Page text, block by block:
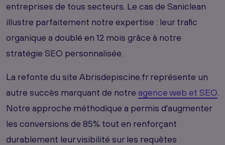
entreprises de tous secteurs. Le cas de Saniclean
illustre parfaitement notre expertise : leur trafic
organique a doublé en 12 mois grâce à notre
stratégie SEO personnalisée.
La refonte du site Abrisdepiscine.fr représente un
autre succès marquant de notre agence web et SEO.
Notre approche méthodique a permis d'augmenter
les conversions de 85% tout en renforçant
durablement leur visibilité sur les requêtes